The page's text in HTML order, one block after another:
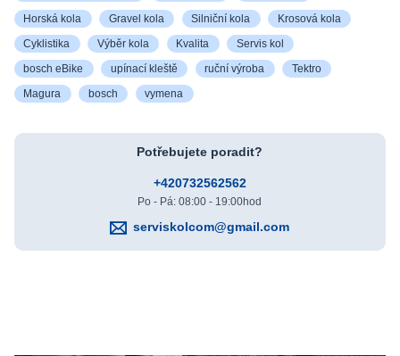
Horská kola Gravel kola Silniční kola Krosová kola
Cyklistika Výběr kola Kvalita Servis kol
bosch eBike upínací kleště ruční výroba Tektro
Magura bosch vymena
Potřebujete poradit?
+420732562562
Po - Pá: 08:00 - 19:00hod
serviskolcom@gmail.com